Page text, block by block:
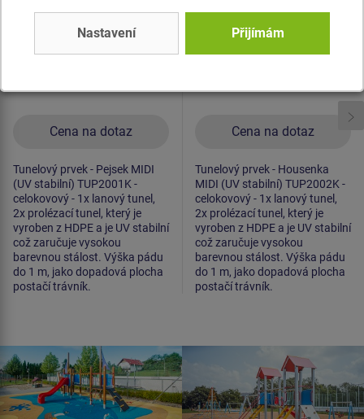
Cena na dotaz
Tunelový prvek - Pejsek MIDI
(UV stabilní) TUP2001K -
celokovový - 1x lanový tunel,
2x prolézací tunel, který je
vyroben z HDPE a je UV stabilní
což zaručuje vysokou
barevnou stálost. Výška pádu
do 1 m, jako dopadová plocha
postačí trávník.
Cena na dotaz
Tunelový prvek - Housenka
MIDI (UV stabilní) TUP2002K -
celokovový - 1x lanový tunel,
2x prolézací tunel, který je
vyroben z HDPE a je UV stabilní
což zaručuje vysokou
barevnou stálost. Výška pádu
do 1 m, jako dopadová plocha
postačí trávník.
Nastavení Přijímám